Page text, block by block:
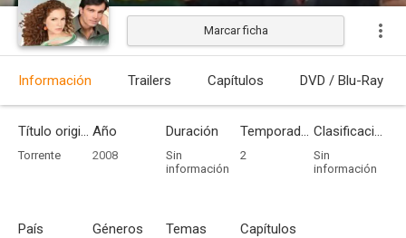
Marcar ficha
Información Trailers Capítulos DVD / Blu-Ray
Título original
Torrente
Año
2008
Duración
Sin
información
Temporadas
2
Clasificación por edades
Sin
información
País Géneros Temas Capítulos